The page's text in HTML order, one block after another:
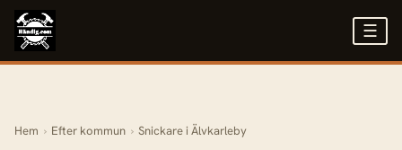
☰
Hem › Efter kommun › Snickare i Älvkarleby